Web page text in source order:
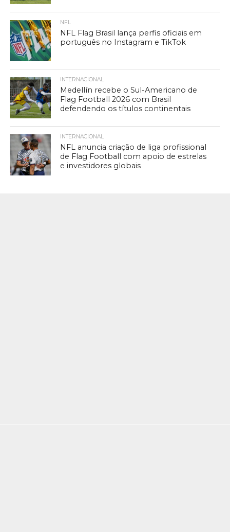
NFL
NFL Flag Brasil lança perfis oficiais em
português no Instagram e TikTok
INTERNACIONAL
Medellín recebe o Sul-Americano de
Flag Football 2026 com Brasil
defendendo os títulos continentais
INTERNACIONAL
NFL anuncia criação de liga profissional
de Flag Football com apoio de estrelas
e investidores globais